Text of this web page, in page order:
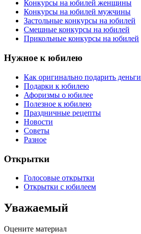
Конкурсы на юбилей женщины
Конкурсы на юбилей мужчины
Застольные конкурсы на юбилей
Смешные конкурсы на юбилей
Прикольные конкурсы на юбилей
Нужное к юбилею
Как оригинально подарить деньги
Подарки к юбилею
Афоризмы о юбилее
Полезное к юбилею
Праздничные рецепты
Новости
Советы
Разное
Открытки
Голосовые открытки
Открытки с юбилеем
Уважаемый
Оцените материал